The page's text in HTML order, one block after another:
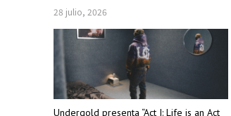
28 julio, 2026
Undergold presenta “Act I: Life is an Act